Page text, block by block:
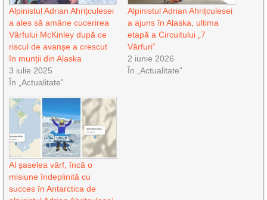
Alpinistul Adrian Ahrițculesei
a ales să amâne cucerirea
Vârfului McKinley după ce
riscul de avanșe a crescut
în munții din Alaska
3 iulie 2025
În „Actualitate”
Alpinistul Adrian Ahrițculesei
a ajuns în Alaska, ultima
etapă a Circuitului „7
Vârfuri”
2 iunie 2026
În „Actualitate”
Al șaselea vârf, încă o
misiune îndeplinită cu
succes în Antarctica de